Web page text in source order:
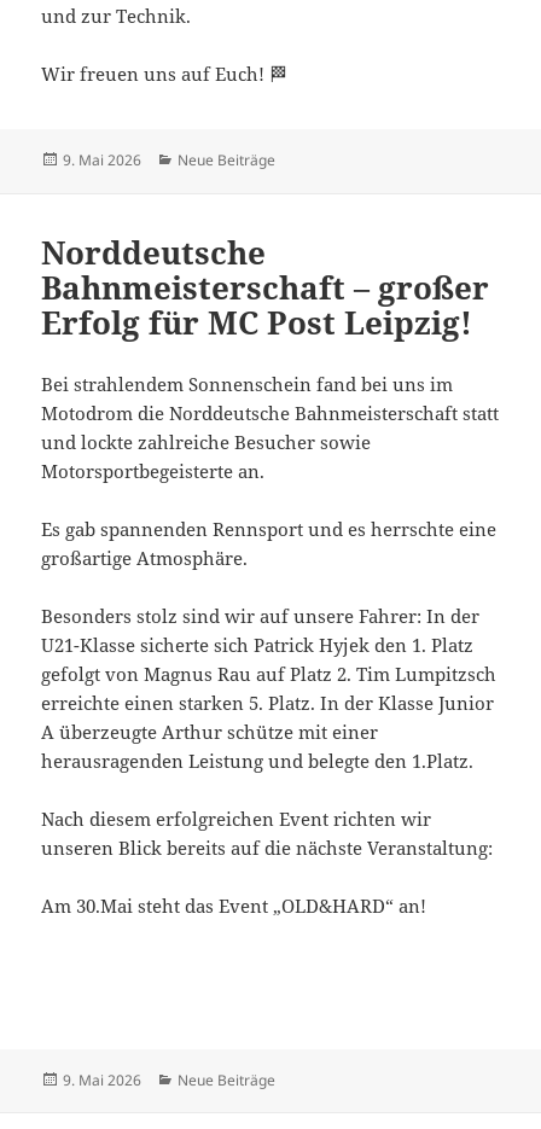
und zur Technik.
Wir freuen uns auf Euch! 🏁
Veröffentlicht
9. Mai 2026 Kategorien
Neue Beiträge
Norddeutsche
Bahnmeisterschaft – großer
Erfolg für MC Post Leipzig!
Bei strahlendem Sonnenschein fand bei uns im
Motodrom die Norddeutsche Bahnmeisterschaft statt
und lockte zahlreiche Besucher sowie
Motorsportbegeisterte an.
Es gab spannenden Rennsport und es herrschte eine
großartige Atmosphäre.
Besonders stolz sind wir auf unsere Fahrer: In der
U21-Klasse sicherte sich Patrick Hyjek den 1. Platz
gefolgt von Magnus Rau auf Platz 2. Tim Lumpitzsch
erreichte einen starken 5. Platz. In der Klasse Junior
A überzeugte Arthur schütze mit einer
herausragenden Leistung und belegte den 1.Platz.
Nach diesem erfolgreichen Event richten wir
unseren Blick bereits auf die nächste Veranstaltung:
Am 30.Mai steht das Event „OLD&HARD“ an!
Veröffentlicht
9. Mai 2026 Kategorien
Neue Beiträge